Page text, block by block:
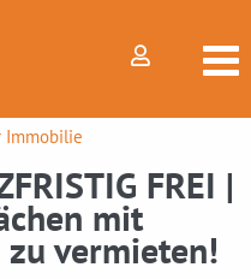
Immobilie
FREI |
mit
vermieten!